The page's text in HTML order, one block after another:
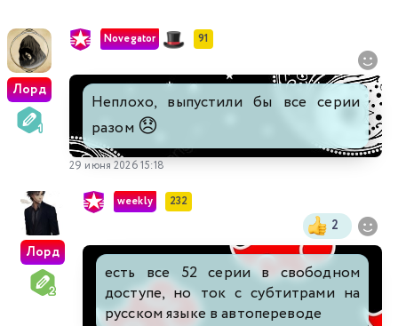
Лорд
Novegator 91
Неплохо, выпустили бы все серии
разом 😞
29 июня 2026 15:18
Лорд
weekly 232
2
есть все 52 серии в свободном
доступе, но ток с субтитрами на
русском языке в автопереводе